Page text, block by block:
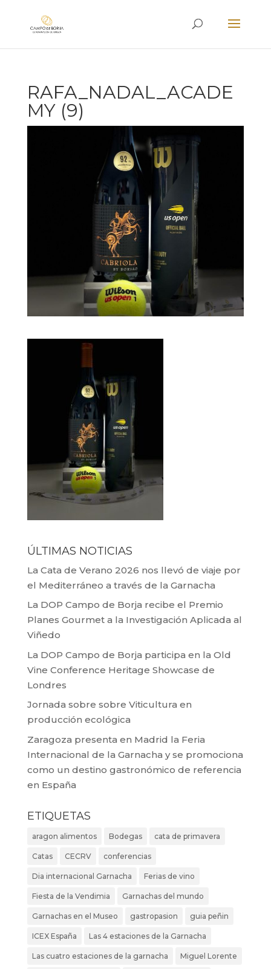
RAFA_NADAL_ACADE
MY (9)
ÚLTIMAS NOTICIAS
La Cata de Verano 2026 nos llevó de viaje por
el Mediterráneo a través de la Garnacha
La DOP Campo de Borja recibe el Premio
Planes Gourmet a la Investigación Aplicada al
Viñedo
La DOP Campo de Borja participa en la Old
Vine Conference Heritage Showcase de
Londres
Jornada sobre sobre Viticultura en
producción ecológica
Zaragoza presenta en Madrid la Feria
Internacional de la Garnacha y se promociona
como un destino gastronómico de referencia
en España
ETIQUETAS
aragon alimentos Bodegas cata de primavera
Catas CECRV conferencias
Dia internacional Garnacha Ferias de vino
Fiesta de la Vendimia Garnachas del mundo
Garnachas en el Museo gastropasion guia peñin
ICEX España Las 4 estaciones de la Garnacha
Las cuatro estaciones de la garnacha Miguel Lorente